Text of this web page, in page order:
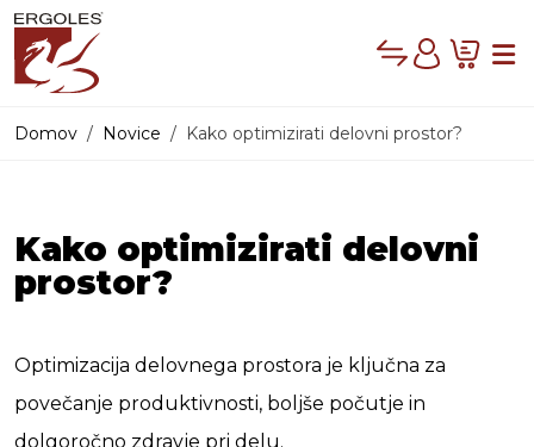
Compare
Cart
Domov Novice Kako optimizirati delovni prostor?
Kako optimizirati delovni
prostor?
Optimizacija delovnega prostora je ključna za
povečanje produktivnosti, boljše počutje in
dolgoročno zdravje pri delu.